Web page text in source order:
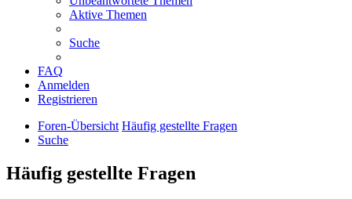
Aktive Themen
Suche
FAQ
Anmelden
Registrieren
Foren-Übersicht Häufig gestellte Fragen
Suche
Häufig gestellte Fragen